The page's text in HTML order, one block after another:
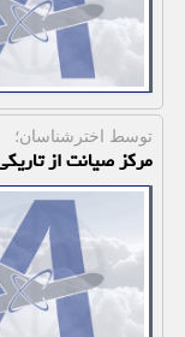
توسط اخترشناسان؛
مرکز صیانت از